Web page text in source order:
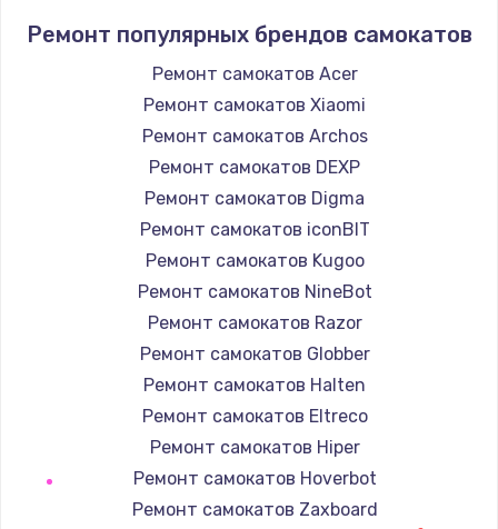
1400 руб.
Заказать
Замена / ремонт электронного модуля
управления
600 руб.
Замена конфорки
1100 руб.
Замена платы сенсора
900 руб.
Замена регулятора режимов конфорки
Ремонт популярных брендов самокатов
Ремонт самокатов Acer
Ремонт самокатов Xiaomi
Ремонт самокатов Archos
Ремонт самокатов DEXP
Ремонт самокатов Digma
Ремонт самокатов iconBIT
Ремонт самокатов Kugoo
Ремонт самокатов NineBot
Ремонт самокатов Razor
Ремонт самокатов Globber
Ремонт самокатов Halten
Ремонт самокатов Eltreco
Ремонт самокатов Hiper
Ремонт самокатов Hoverbot
Ремонт самокатов Zaxboard